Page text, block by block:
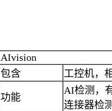
AIvision
包含
工控机，
功能
AI检测，
连接器检